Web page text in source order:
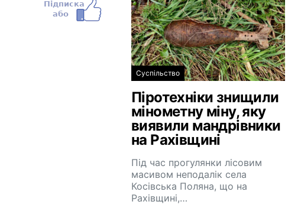
Суспільство
Піротехніки знищили
мінометну міну, яку
виявили мандрівники
на Рахівщині
Під час прогулянки лісовим
масивом неподалік села
Косівська Поляна, що на
Рахівщині,…